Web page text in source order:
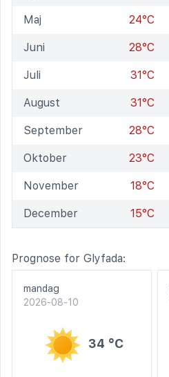
Maj 24°C
Juni 28°C
Juli 31°C
August 31°C
September 28°C
Oktober 23°C
November 18°C
December 15°C
Prognose for Glyfada:
mandag
2026-08-10
34 °C